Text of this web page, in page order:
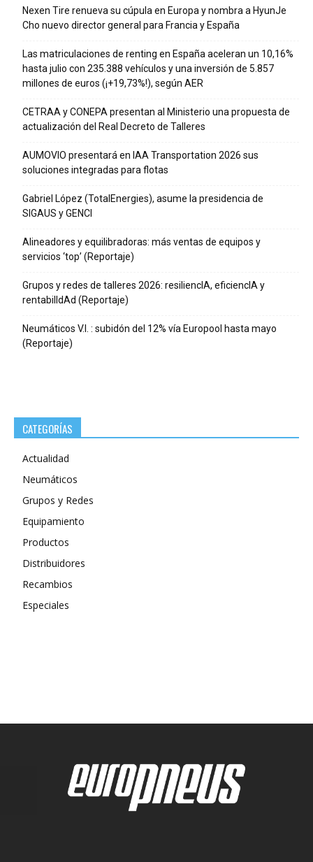
Nexen Tire renueva su cúpula en Europa y nombra a HyunJe
Cho nuevo director general para Francia y España
Las matriculaciones de renting en España aceleran un 10,16%
hasta julio con 235.388 vehículos y una inversión de 5.857
millones de euros (¡+19,73%!), según AER
CETRAA y CONEPA presentan al Ministerio una propuesta de
actualización del Real Decreto de Talleres
AUMOVIO presentará en IAA Transportation 2026 sus
soluciones integradas para flotas
Gabriel López (TotalEnergies), asume la presidencia de
SIGAUS y GENCI
Alineadores y equilibradoras: más ventas de equipos y
servicios ‘top’ (Reportaje)
Grupos y redes de talleres 2026: resiliencIA, eficiencIA y
rentabilIdAd (Reportaje)
Neumáticos V.I. : subidón del 12% vía Europool hasta mayo
(Reportaje)
CATEGORÍAS
Actualidad
Neumáticos
Grupos y Redes
Equipamiento
Productos
Distribuidores
Recambios
Especiales